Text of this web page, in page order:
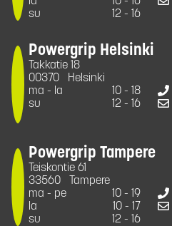
su
12 - 16
Powergrip Helsinki
Takkatie 18
00370
Helsinki
ma - la
10 - 18
su
12 - 16
Powergrip Tampere
Teiskontie 61
33560
Tampere
ma - pe
10 - 19
la
10 - 17
su
12 - 16